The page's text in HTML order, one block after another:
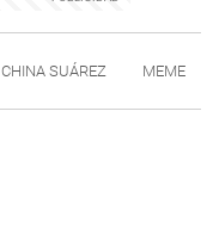
CHINA SUÁREZ MEME